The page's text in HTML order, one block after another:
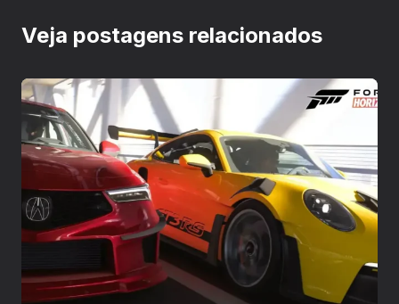
Veja postagens relacionados